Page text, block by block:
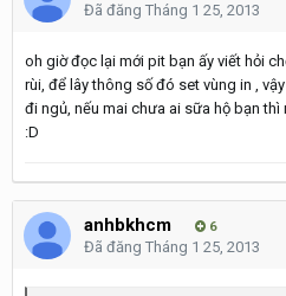
Đã đăng Tháng 1 25, 2013
oh giờ đọc lại mới pit bạn ấy viết hỏi
rùi, để lây thông số đó set vùng in ,
đi ngủ, nếu mai chưa ai sữa hộ bạn
:D
anhbkhcm 6
Đã đăng Tháng 1 25, 2013